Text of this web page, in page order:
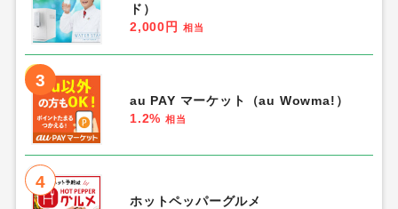
ド）
2,000円
相当
3
au PAY マーケット（au Wowma!）
1.2% 相当
4
ホットペッパーグルメ